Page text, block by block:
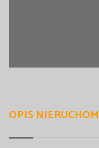
OPIS